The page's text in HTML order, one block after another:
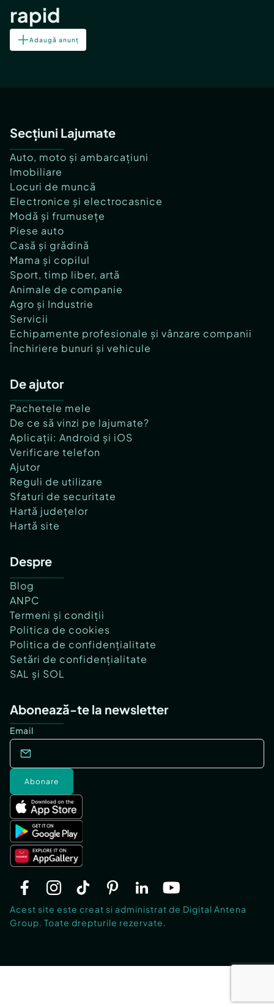
rapid
Adaugă anunț
Secțiuni Lajumate
Auto, moto și ambarcațiuni
Imobiliare
Locuri de muncă
Electronice și electrocasnice
Modă și frumusețe
Piese auto
Casă și grădină
Mama și copilul
Sport, timp liber, artă
Animale de companie
Agro și Industrie
Servicii
Echipamente profesionale și vânzare companii
Închiriere bunuri și vehicule
De ajutor
Pachetele mele
De ce să vinzi pe lajumate?
Aplicații: Android și iOS
Verificare telefon
Ajutor
Reguli de utilizare
Sfaturi de securitate
Hartă județelor
Hartă site
Despre
Blog
ANPC
Termeni și condiții
Politica de cookies
Politica de confidențialitate
Setări de confidențialitate
SAL și SOL
Abonează-te la newsletter
Email
Abonare
Acest site este creat si administrat de Digital Antena
Group. Toate drepturile rezervate.